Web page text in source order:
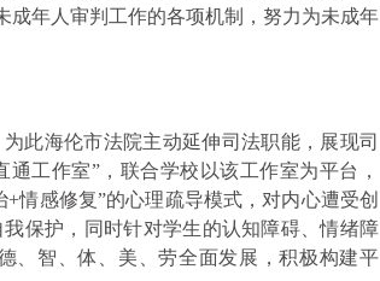
成年人审判工作的各项机制，努力为未成年
此海伦市法院主动延伸司法职能，展现司
工作室”，联合学校以该工作室为平台，
情感修复”的心理疏导模式，对内心遭受创
保护，同时针对学生的认知障碍、情绪障
、智、体、美、劳全面发展，积极构建平